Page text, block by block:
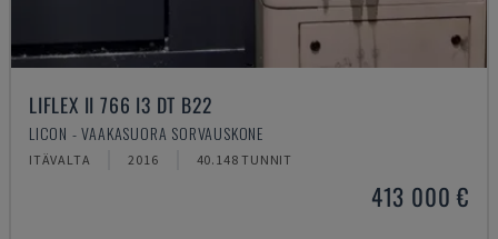
LIFLEX II 766 I3 DT B22
LICON - VAAKASUORA SORVAUSKONE
ITÄVALTA 2016 40.148 TUNNIT
413 000 €